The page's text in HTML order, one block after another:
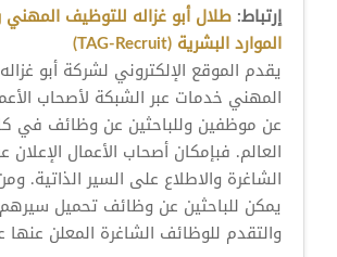
إرتباط: طلال أبو غزاله للتوظيف
الموارد البشرية (TAG-Recruit)
يقدم الموقع الإلكتروني لشركة أبو
المهني خدمات عبر الشبكة لأصحاب
عن موظفين وللباحثين عن وظائف في
العالم. فبإمكان أصحاب الأعمال
الشاغرة والاطلاع على السير الذاتية.
يمكن للباحثين عن وظائف تحميل
والتقدم للوظائف الشاغرة المعلن عنها